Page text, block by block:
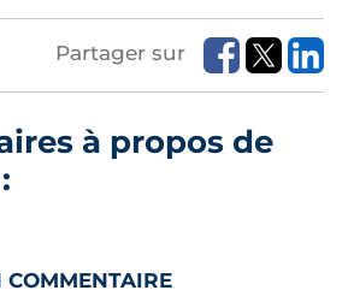
Partager sur
à propos de
COMMENTAIRE